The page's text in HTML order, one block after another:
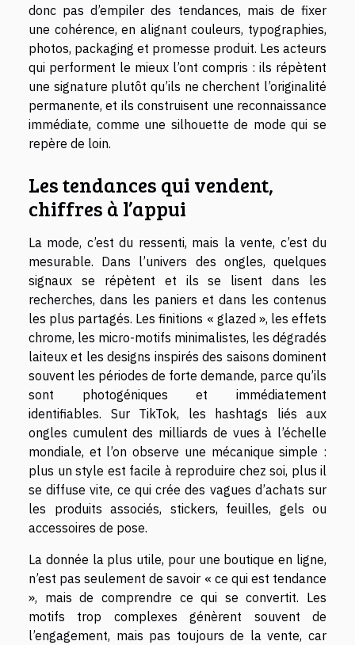
donc pas d’empiler des tendances, mais de fixer
une cohérence, en alignant couleurs, typographies,
photos, packaging et promesse produit. Les acteurs
qui performent le mieux l’ont compris : ils répètent
une signature plutôt qu’ils ne cherchent l’originalité
permanente, et ils construisent une reconnaissance
immédiate, comme une silhouette de mode qui se
repère de loin.
Les tendances qui vendent,
chiffres à l’appui
La mode, c’est du ressenti, mais la vente, c’est du
mesurable. Dans l’univers des ongles, quelques
signaux se répètent et ils se lisent dans les
recherches, dans les paniers et dans les contenus
les plus partagés. Les finitions « glazed », les effets
chrome, les micro-motifs minimalistes, les dégradés
laiteux et les designs inspirés des saisons dominent
souvent les périodes de forte demande, parce qu’ils
sont photogéniques et immédiatement
identifiables. Sur TikTok, les hashtags liés aux
ongles cumulent des milliards de vues à l’échelle
mondiale, et l’on observe une mécanique simple :
plus un style est facile à reproduire chez soi, plus il
se diffuse vite, ce qui crée des vagues d’achats sur
les produits associés, stickers, feuilles, gels ou
accessoires de pose.
La donnée la plus utile, pour une boutique en ligne,
n’est pas seulement de savoir « ce qui est tendance
», mais de comprendre ce qui se convertit. Les
motifs trop complexes génèrent souvent de
l’engagement, mais pas toujours de la vente, car